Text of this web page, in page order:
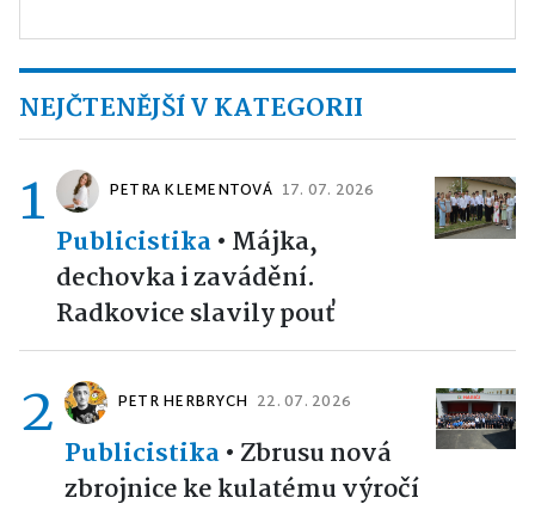
NEJČTENĚJŠÍ V KATEGORII
1 PETRA KLEMENTOVÁ 17. 07. 2026
Publicistika• Májka,
dechovka i zavádění.
Radkovice slavily pouť
2 PETR HERBRYCH 22. 07. 2026
Publicistika• Zbrusu nová
zbrojnice ke kulatému výročí